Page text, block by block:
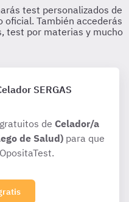
SERGAS
de Celador/a
de Salud) para que